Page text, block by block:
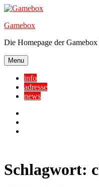
Skip
content
Gamebox
Die Homepage der Gamebox
Menu
info
adresse
news
Schlagwort: